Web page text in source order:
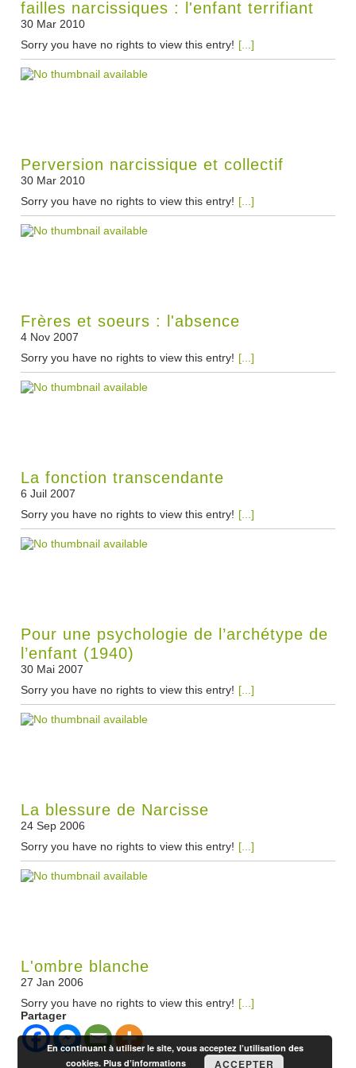
failles narcissiques : l'enfant terrifiant
30 Mar 2010
Sorry you have no rights to view this entry! [...]
Perversion narcissique et collectif
30 Mar 2010
Sorry you have no rights to view this entry! [...]
Frères et soeurs : l'absence
4 Nov 2007
Sorry you have no rights to view this entry! [...]
La fonction transcendante
6 Juil 2007
Sorry you have no rights to view this entry! [...]
Pour une psychologie de l’archétype de
l’enfant (1940)
30 Mai 2007
Sorry you have no rights to view this entry! [...]
La blessure de Narcisse
24 Sep 2006
Sorry you have no rights to view this entry! [...]
L'ombre blanche
27 Jan 2006
Sorry you have no rights to view this entry! [...]
Partager
En continuant à utiliser le site, vous acceptez l’utilisation des
cookies.Plus d’informations ACCEPTER